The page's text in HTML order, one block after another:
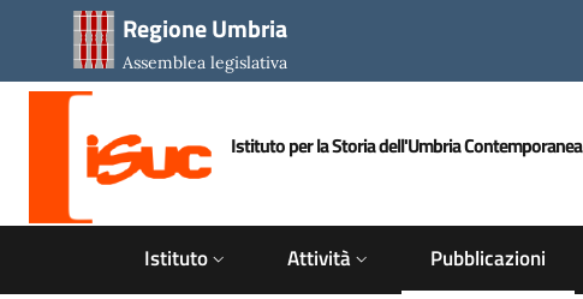
Salta al contenuto principale
Salta al piè di paginaRegione Umbria
Assemblea legislativa
Istituto per la Storia dell'Umbria Contemporanea
ISUCIstituto Attività Pubblicazioni